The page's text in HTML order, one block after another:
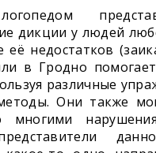
дикции у людей
её недостатков
в Гродно
различные
Они также
многими